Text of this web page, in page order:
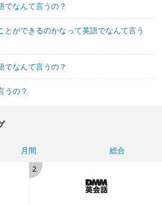
でなんて言うの？
とができるのかなって英語でなんて言う
でなんて言うの？
うの？
月間
総合
2